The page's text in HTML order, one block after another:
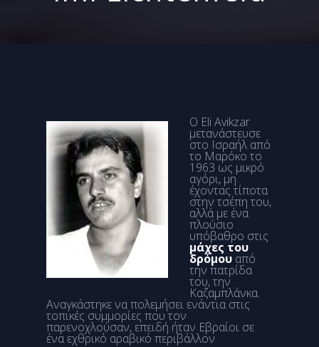
Ο Eli Avikzar
μετανάστευσε
στο Ισραήλ από
το Μαρόκο το
1963 ως μικρό
αγόρι, μη
έχοντας τίποτα
στην τσέπη του,
αλλά με ένα
πλούσιο
υπόβαθρο στις
μάχες του
δρόμου από
την πατρίδα
του, την
Καζαμπλάνκα.
Αναγκάστηκε να πολεμήσει ενάντια στις
τοπικές συμμορίες που τον
παρενοχλούσαν, επειδή ήταν Εβραίοι σε
ένα εχθρικό αραβικό περιβάλλον.